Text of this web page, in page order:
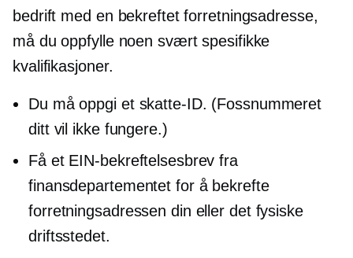
bedrift med en bekreftet forretningsadresse,
må du oppfylle noen svært spesifikke
kvalifikasjoner.
Du må oppgi et skatte-ID. (Fossnummeret
ditt vil ikke fungere.)
Få et EIN-bekreftelsesbrev fra
finansdepartementet for å bekrefte
forretningsadressen din eller det fysiske
driftsstedet.